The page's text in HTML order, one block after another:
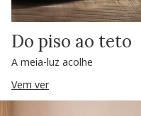
Do piso ao teto
A meia-luz acolhe
Vem ver